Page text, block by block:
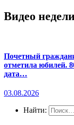
Видео
Почетный
отметила юбилей.
дата…
03.08.2026
Найти: